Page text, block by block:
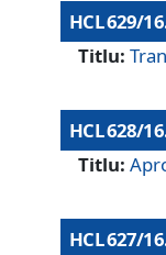
HCL 629/
Titlu:
HCL 628/
Titlu:
HCL 627/